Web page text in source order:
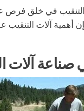
في خلق فرص
أهمية آلات
صناعة آلات